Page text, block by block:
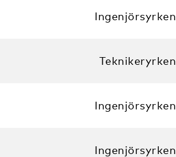
Ingenjörsyrken
Teknikeryrken
Ingenjörsyrken
Ingenjörsyrken